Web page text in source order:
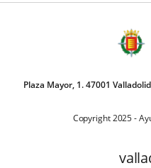
Plaza Mayor, 1. 47001
Copyright 2025 -